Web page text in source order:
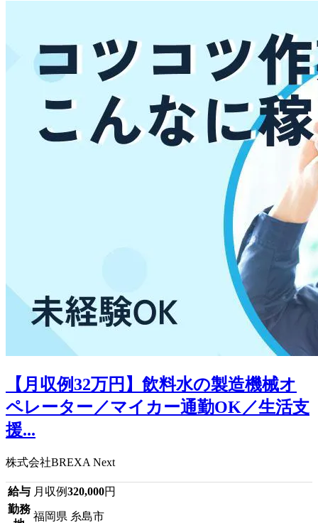
【月収例32万円】飲料水の製造機械オ
ペレーター／マイカー通勤OK／生活支
援...
株式会社BREXA Next
給与 月収例320,000円
勤務
福岡県 糸島市